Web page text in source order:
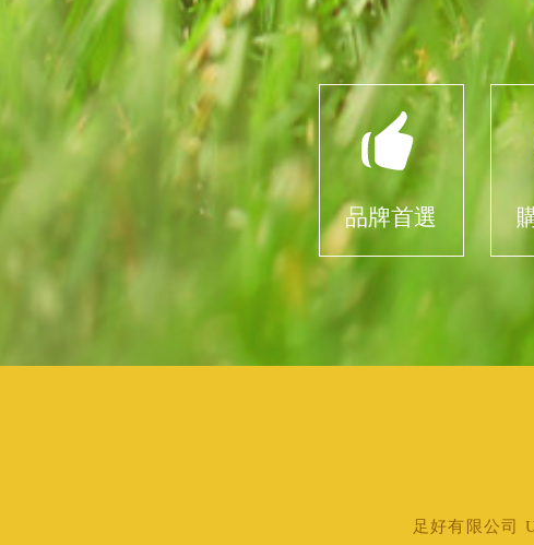
品牌首選
足好有限公司